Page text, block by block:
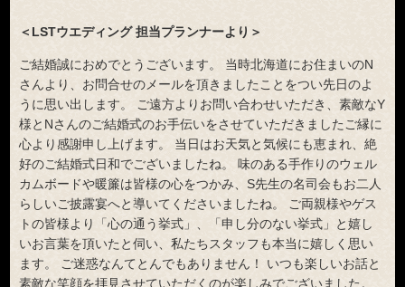
＜LSTウエディング 担当プランナーより＞
ご結婚誠におめでとうございます。 当時北海道にお住まいのN
さんより、お問合せのメールを頂きましたことをつい先日のよ
うに思い出します。 ご遠方よりお問い合わせいただき、素敵なY
様とNさんのご結婚式のお手伝いをさせていただきましたご縁に
心より感謝申し上げます。 当日はお天気と気候にも恵まれ、絶
好のご結婚式日和でございましたね。 味のある手作りのウェル
カムボードや暖簾は皆様の心をつかみ、S先生の名司会もお二人
らしいご披露宴へと導いてくださいましたね。 ご両親様やゲス
トの皆様より「心の通う挙式」、「申し分のない挙式」と嬉し
いお言葉を頂いたと伺い、私たちスタッフも本当に嬉しく思い
ます。 ご迷惑なんてとんでもありません！ いつも楽しいお話と
素敵な笑顔を拝見させていただくのが楽しみでございました。